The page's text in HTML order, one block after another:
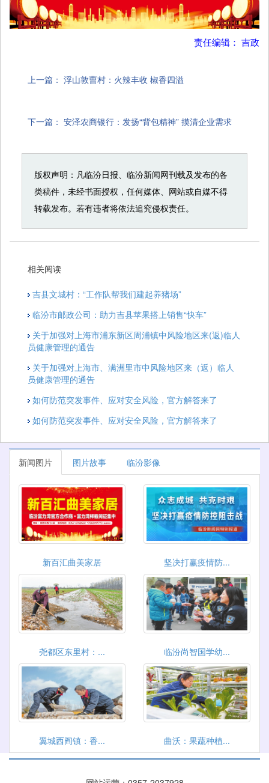
责任编辑： 吉政
上一篇： 浮山敦曹村：火辣丰收 椒香四溢
下一篇： 安泽农商银行：发扬“背包精神” 摸清企业需求
版权声明：凡临汾日报、临汾新闻网刊载及发布的各
类稿件，未经书面授权，任何媒体、网站或自媒不得
转载发布。若有违者将依法追究侵权责任。
相关阅读
吉县文城村：“工作队帮我们建起养猪场”
临汾市邮政公司：助力吉县苹果搭上销售“快车”
关于加强对上海市浦东新区周浦镇中风险地区来(返)临人
员健康管理的通告
关于加强对上海市、满洲里市中风险地区来（返）临人
员健康管理的通告
如何防范突发事件、应对安全风险，官方解答来了
如何防范突发事件、应对安全风险，官方解答来了
新闻图片 图片故事 临汾影像
新百汇曲美家居 坚决打赢疫情防...
尧都区东里村：... 临汾尚智国学幼...
翼城西阎镇：香... 曲沃：果蔬种植...